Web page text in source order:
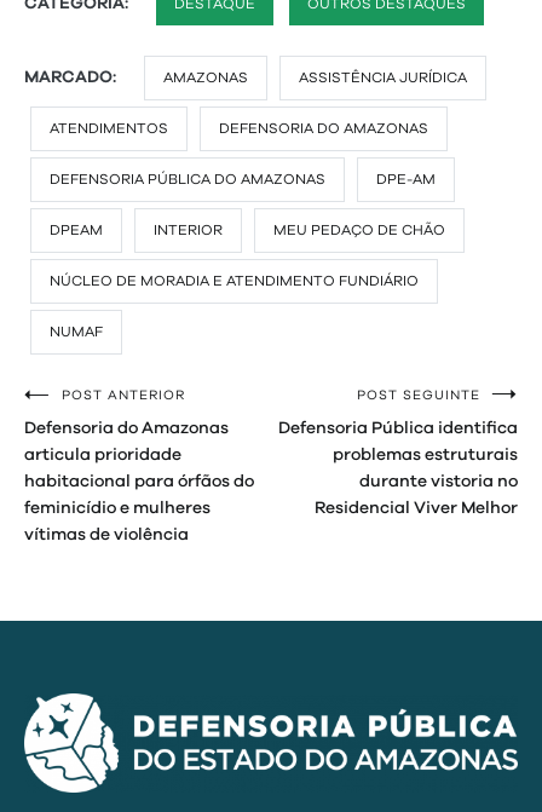
CATEGORIA: DESTAQUE OUTROS DESTAQUES
MARCADO: AMAZONAS ASSISTÊNCIA JURÍDICA
ATENDIMENTOS DEFENSORIA DO AMAZONAS
DEFENSORIA PÚBLICA DO AMAZONAS DPE-AM
DPEAM INTERIOR MEU PEDAÇO DE CHÃO
NÚCLEO DE MORADIA E ATENDIMENTO FUNDIÁRIO
NUMAF
Navegação
de
Post
POST ANTERIOR
Defensoria do Amazonas
articula prioridade
habitacional para órfãos do
feminicídio e mulheres
vítimas de violência
POST SEGUINTE
Defensoria Pública identifica
problemas estruturais
durante vistoria no
Residencial Viver Melhor